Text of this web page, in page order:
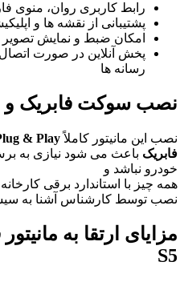
رابط کاربری روان، منوی
پشتیبانی از نقشه ها و
امکان ضبط و نمایش
پخش آنلاین در صورت اتصال
رسانه ها
نصب سوکت فابریک و
نصب این مانیتور کاملاً& Play
فابریک باعث می شود نیازی به
خودرو نباشد و
همه چیز با استاندارد برقی
نصب توسط کارشناس آشنا به
مزایای ارتقا به
S5